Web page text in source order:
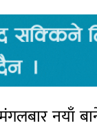
नयाँ